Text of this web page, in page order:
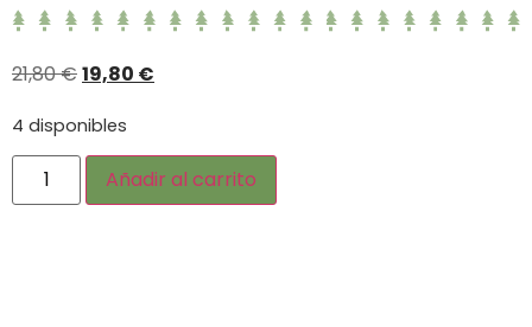
21,80€19,80 €
4 disponibles
Añadir al carrito